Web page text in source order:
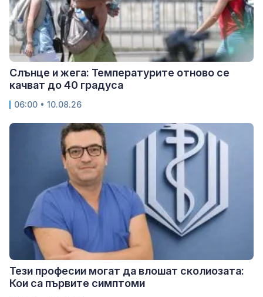
Слънце и жега: Температурите отново се
качват до 40 градуса
06:00 • 10.08.26
Тези професии могат да влошат сколиозата:
Кои са първите симптоми